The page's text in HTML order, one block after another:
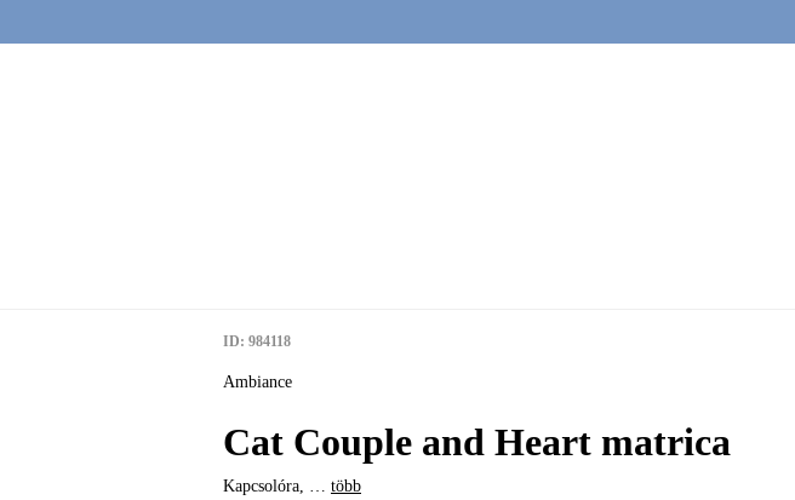
ID: 984118
Ambiance
Cat Couple and Heart matrica
Kapcsolóra, … több